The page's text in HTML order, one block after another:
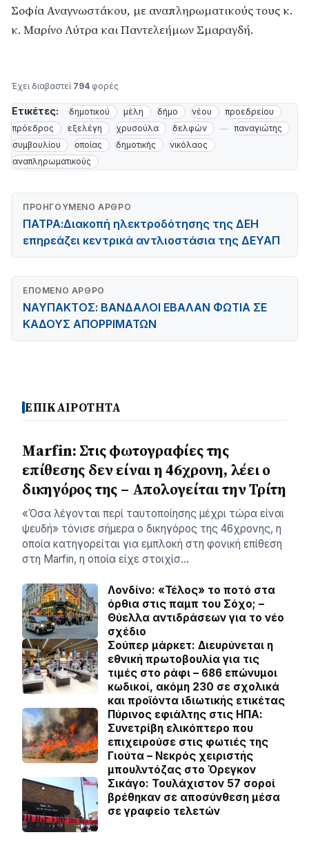
Σοφία Αναγνωστάκου, με αναπληρωματικούς τους κ.
κ. Μαρίνο Λύτρα και Παντελεήμων Σμαραγδή.
Έχει διαβαστεί 794 φορές
Ετικέτες: δημοτικού μέλη δήμο νέου
προεδρείου
πρόεδρος
εξελέγη χρυσούλα δελφών
παναγιώτης
συμβουλίου
οποίας δημοτικής
νικόλαος
αναπληρωματικούς
ΠΡΟΗΓΟΎΜΕΝΟ ΆΡΘΡΟ
ΠΑΤΡΑ:Διακοπή ηλεκτροδότησης της ΔΕΗ
επηρεάζει κεντρικά αντλιοστάσια της ΔΕΥΑΠ
ΕΠΌΜΕΝΟ ΆΡΘΡΟ
ΝΑΥΠΑΚΤΟΣ: ΒΑΝΔΑΛΟΙ ΕΒΑΛΑΝ ΦΩΤΙΑ ΣΕ
ΚΑΔΟΥΣ ΑΠΟΡΡΙΜΑΤΩΝ
ΕΠΙΚΑΙΡΟΤΗΤΑ
Marfin: Στις φωτογραφίες της
επίθεσης δεν είναι η 46χρονη, λέει ο
δικηγόρος της – Απολογείται την Τρίτη
«Όσα λέγονται περί ταυτοποίησης μέχρι τώρα είναι
ψευδή» τόνισε σήμερα ο δικηγόρος της 46χρονης, η
οποία κατηγορείται για εμπλοκή στη φονική επίθεση
στη Marfin, η οποία είχε στοιχίσ…
Λονδίνο: «Τέλος» το ποτό στα
όρθια στις παμπ του Σόχο; –
Θύελλα αντιδράσεων για το νέο
σχέδιο
Σούπερ μάρκετ: Διευρύνεται η
εθνική πρωτοβουλία για τις
τιμές στο ράφι – 686 επώνυμοι
κωδικοί, ακόμη 230 σε σχολικά
και προϊόντα ιδιωτικής ετικέτας
Πύρινος εφιάλτης στις ΗΠΑ:
Συνετρίβη ελικόπτερο που
επιχειρούσε στις φωτιές της
Γιούτα – Νεκρός χειριστής
μπουλντόζας στο Όρεγκον
Σικάγο: Τουλάχιστον 57 σοροί
βρέθηκαν σε αποσύνθεση μέσα
σε γραφείο τελετών